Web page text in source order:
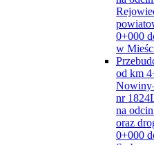
0+000
w
od km
nr
na
oraz
0+000